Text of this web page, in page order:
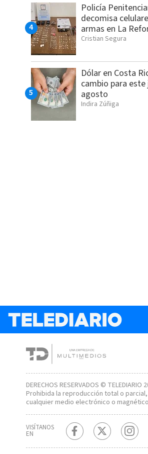
Policía
decomisa
armas en La
Cristian Segura
Dólar en Costa
cambio para este
agosto
Indira Zúñiga
DERECHOS RESERVADOS © TELEDIARIO
Prohibida la reproducción total o
cualquier medio electrónico o
VISÍTANOS
EN